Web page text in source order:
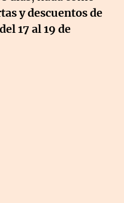
y descuentos de
17 al 19 de